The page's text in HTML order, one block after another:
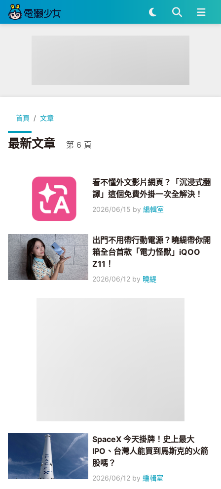
首頁 文章
最新文章 第 6 頁
看不懂外文影片網頁？「沉浸式翻
譯」這個免費外掛一次全解決！
2026/06/15 by編輯室
出門不用帶行動電源？曉緹帶你開
箱全台首款「電力怪獸」iQOO
Z11！
2026/06/12 by 曉緹
SpaceX 今天掛牌！史上最大
IPO、台灣人能買到馬斯克的火箭
股嗎？
2026/06/12 by編輯室